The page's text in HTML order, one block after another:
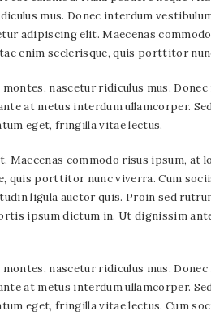
mus. Donec interdum
adipiscing elit. Maecenas
enim scelerisque, quis porttitor
nascetur ridiculus mus.
at metus interdum ullamcorper.
eget, fringilla vitae lectus.
commodo risus ipsum,
quis porttitor nunc viverra. Cum
ligula auctor quis. Proin sed
ipsum dictum in. Ut dignissim
nascetur ridiculus mus.
at metus interdum ullamcorper.
eget, fringilla vitae lectus. Cum